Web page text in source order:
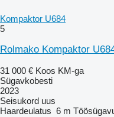
Kompaktor U684
5
Rolmako Kompaktor
31 000 € Koos KM-ga
Sügavkobesti
2023
Seisukord uus
Haardeulatus 6 m